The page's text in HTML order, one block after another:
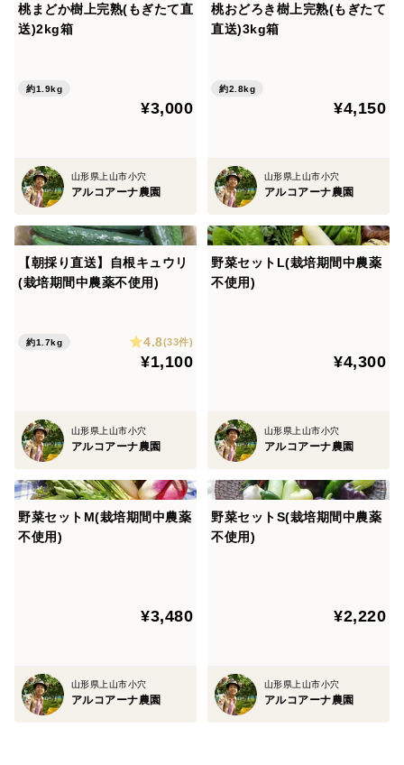
桃まどか樹上完熟(もぎたて直
送)2kg箱
約1.9kg
¥3,000
山形県上山市小穴
アルコアーナ農園
桃おどろき樹上完熟(もぎたて
直送)3kg箱
約2.8kg
¥4,150
山形県上山市小穴
アルコアーナ農園
【朝採り直送】自根キュウリ
(栽培期間中農薬不使用)
約1.7kg 4.8(33件)
¥1,100
山形県上山市小穴
アルコアーナ農園
野菜セットL(栽培期間中農薬
不使用)
¥4,300
山形県上山市小穴
アルコアーナ農園
野菜セットM(栽培期間中農薬
不使用)
¥3,480
山形県上山市小穴
アルコアーナ農園
野菜セットS(栽培期間中農薬
不使用)
¥2,220
山形県上山市小穴
アルコアーナ農園